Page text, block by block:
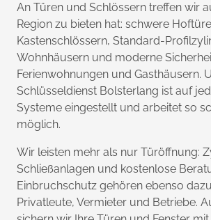
An Türen und Schlössern treffen wir
Region zu bieten hat: schwere
Kastenschlössern, Standard-
Wohnhäusern und moderne
Ferienwohnungen und Gasthäusern.
Schlüsseldienst Bolsterlang ist auf
Systeme eingestellt und arbeitet so
möglich.
Wir leisten mehr als nur Türöffnung:
Schließanlagen und kostenlose
Einbruchschutz gehören ebenso
Privatleute, Vermieter und Betriebe.